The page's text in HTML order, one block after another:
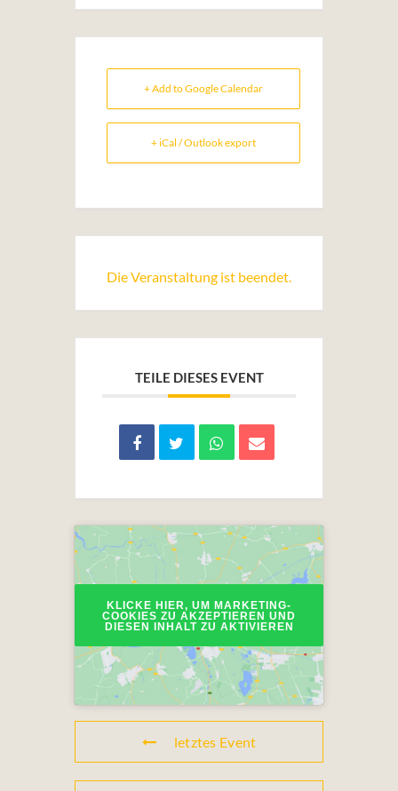
+ Add to Google Calendar
+ iCal / Outlook export
Die Veranstaltung ist beendet.
TEILE DIESES EVENT
KLICKE HIER, UM MARKETING-
COOKIES ZU AKZEPTIEREN UND
DIESEN INHALT ZU AKTIVIEREN
letztes Event